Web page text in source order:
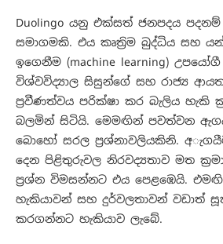
Duolingo යනු එක්සත් ජනපදය
සමාගමකි. එය කෘත්‍රිම බුද්ධිය සහ
ඉගෙනීම (machine learning)
විශ්වවිද්‍යාල සිසුන්ගේ සහ රාජ්‍ය
ප්‍රවීණත්වය පරික්ෂා කර බැලිය හැකි
බලමින් සිටියි. මෙමඟින් පවත්වන
බොහෝ සරල ප්‍රශ්නාවලියකිනි.
දෙන පිළිතුරුවල නිරවද්‍යතාව මත
ප්‍රශ්න විමසන්නට එය පෙළඹෙයි.
හැකියාවන් සහ දුර්වලතාවන් වඩාත්
කරගන්නට හැකියාව ලැබේ.